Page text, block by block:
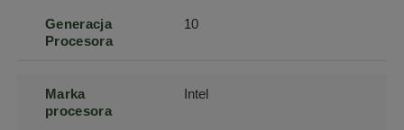
Generacja
Procesora
10
Marka
procesora
Intel